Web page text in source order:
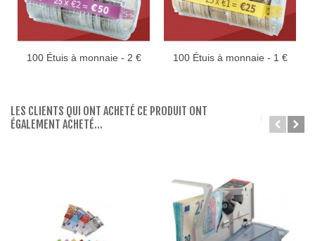
100 Étuis à monnaie - 2 €
100 Étuis à monnaie - 1 €
LES CLIENTS QUI ONT ACHETÉ CE PRODUIT ONT
ÉGALEMENT ACHETÉ...